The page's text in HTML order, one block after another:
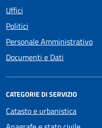
Uffici
Politici
Personale Amministrativo
Documenti e Dati
CATEGORIE DI SERVIZIO
Catasto e urbanistica